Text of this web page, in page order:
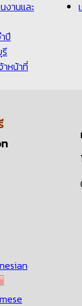
งานและ
ปี
หน้าที่